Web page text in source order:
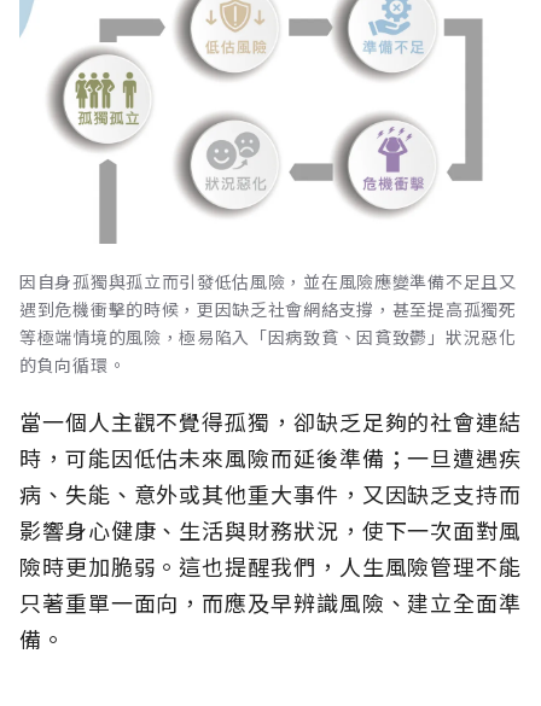
因自身孤獨與孤立而引發低估風險，並在風險應變準備不足且又
遇到危機衝擊的時候，更因缺乏社會網絡支撐，甚至提高孤獨死
等極端情境的風險，極易陷入「因病致貧、因貧致鬱」狀況惡化
的負向循環。
當一個人主觀不覺得孤獨，卻缺乏足夠的社會連結
時，可能因低估未來風險而延後準備；一旦遭遇疾
病、失能、意外或其他重大事件，又因缺乏支持而
影響身心健康、生活與財務狀況，使下一次面對風
險時更加脆弱。這也提醒我們，人生風險管理不能
只著重單一面向，而應及早辨識風險、建立全面準
備。